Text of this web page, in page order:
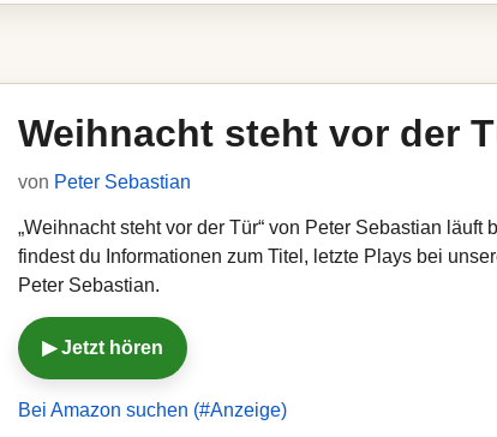
Weihnacht steht vor der
von Peter Sebastian
„Weihnacht steht vor der Tür“ von Peter Sebastian
findest du Informationen zum Titel, letzte Plays bei
Peter Sebastian.
▶ Jetzt hören
Bei Amazon suchen (#Anzeige)